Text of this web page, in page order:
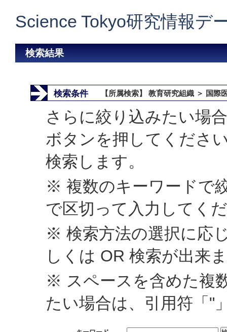
Science Tokyo研究情報デ
検索結果
検索条件 【所属検索】 教育研究組織 ＞ 国
さらに絞り込みたい場
ボタンを押してくださ
検索します。
※ 複数のキーワードで
で区切って入力してく
※ 検索方法の選択に応
しくは OR 検索が出来
※ スペースを含めた複
たい場合は、引用符「"